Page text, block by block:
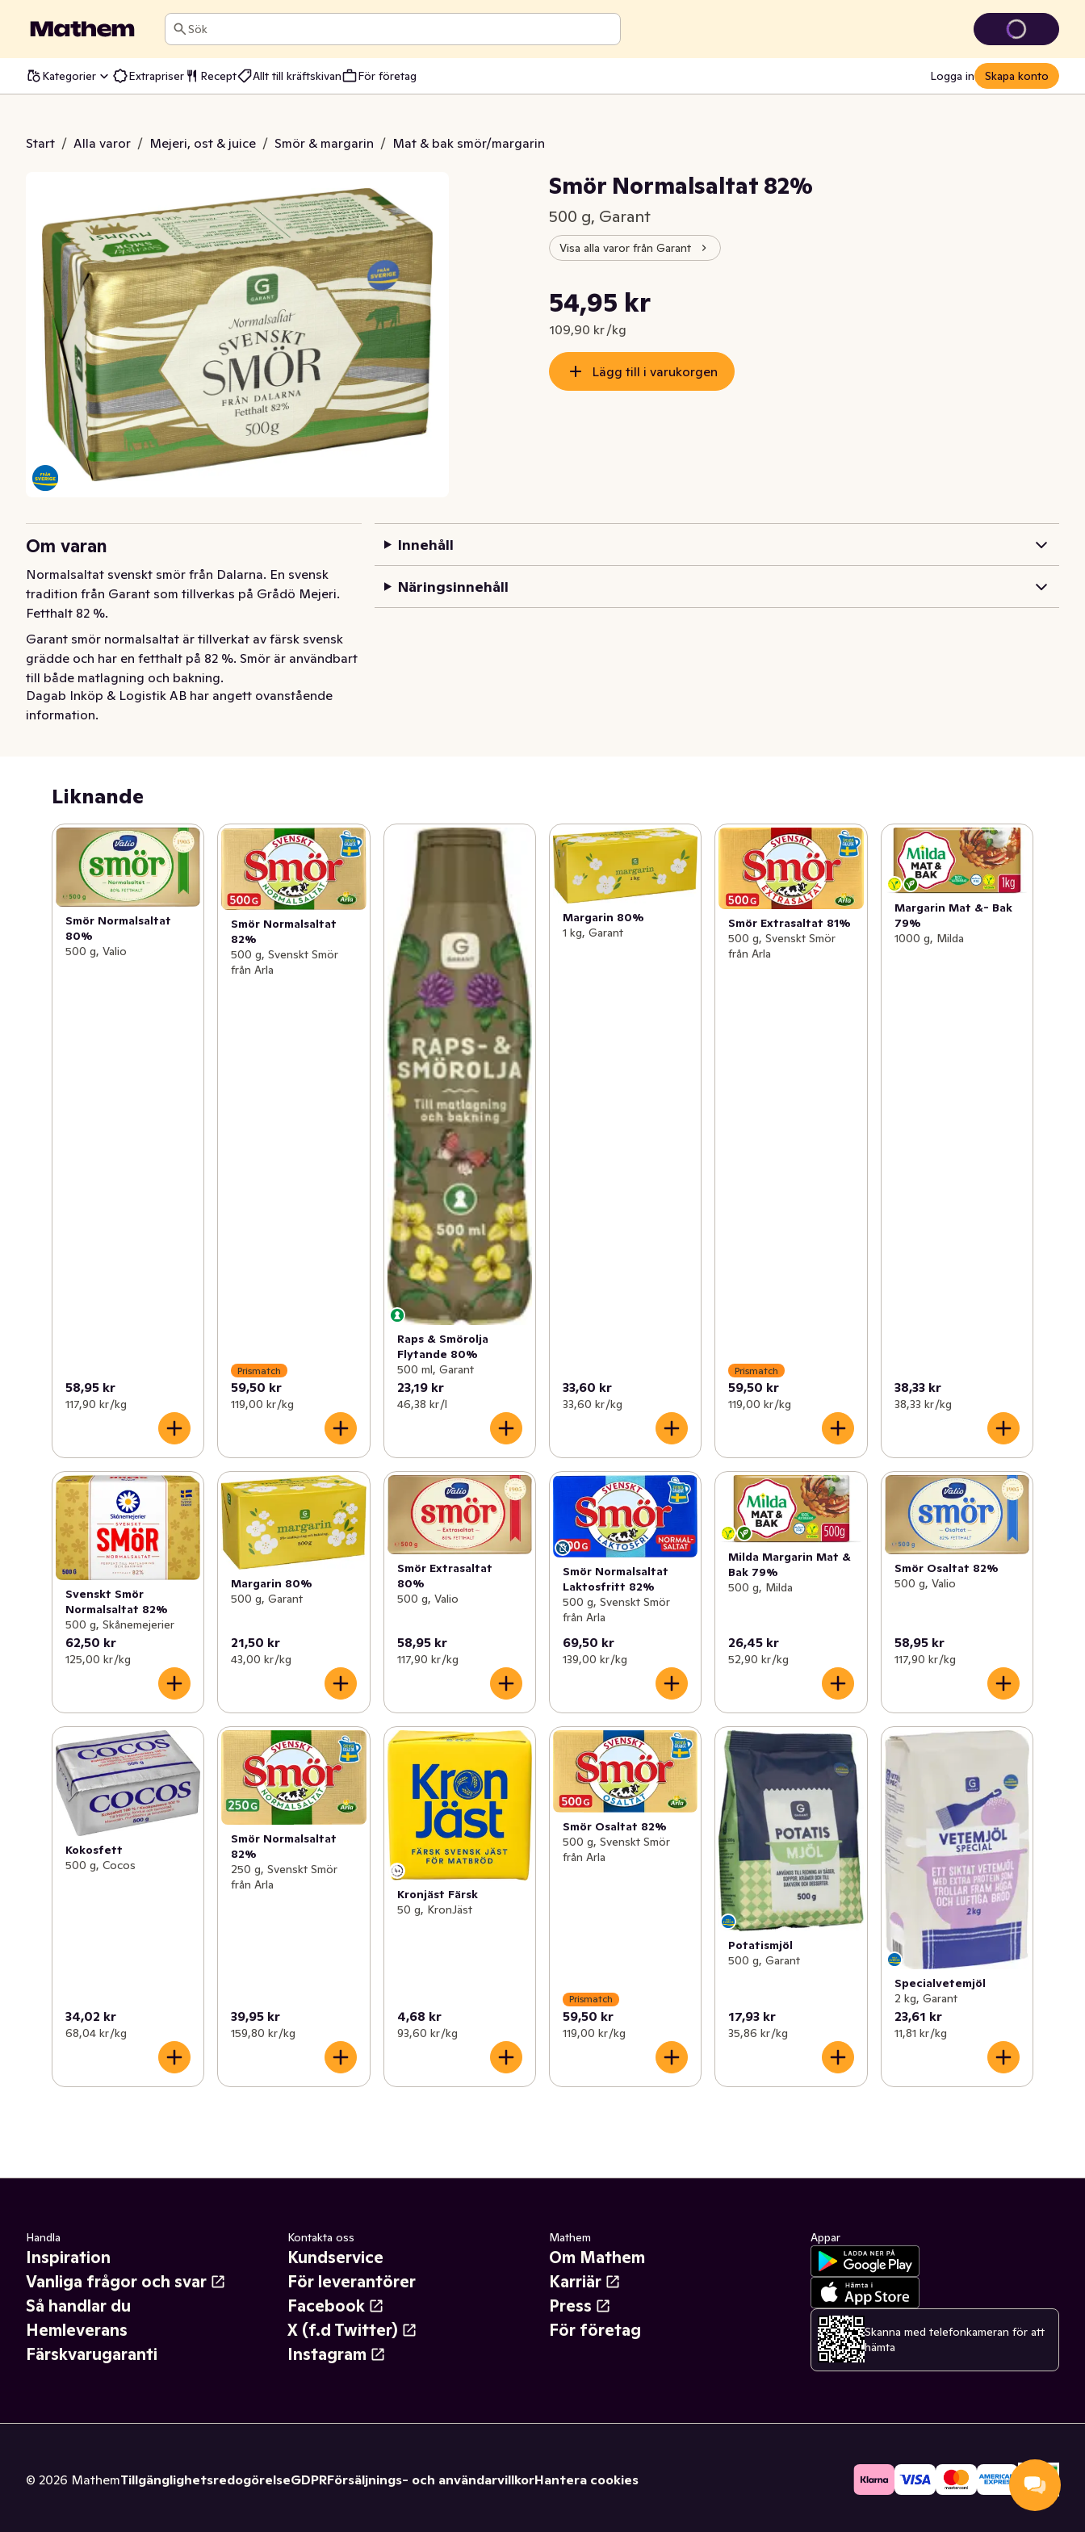
Sök
Kategorier Extrapriser Recept Allt till kräftskivan För företag Logga in Skapa konto
Start / Alla varor / Mejeri, ost & juice / Smör & margarin / Mat & bak smör/margarin
82%
Smör Normalsaltat 82%
500 g, Garant
Visa alla varor från Garant
Nuvarande pris är: 54,95 kr
54,95 kr
109,90 kr /kg
Styckpris: 109,90 kr /kg
Lägg till i varukorgen
Om varan
Normalsaltat svenskt smör från Dalarna. En svensk
tradition från Garant som tillverkas på Grådö Mejeri.
Fetthalt 82 %.
Garant smör normalsaltat är tillverkat av färsk svensk
grädde och har en fetthalt på 82 %. Smör är användbart
till både matlagning och bakning.
Dagab Inköp & Logistik AB har angett ovanstående
information.
Innehåll
Näringsinnehåll
Liknande
Smör Normalsaltat
80%
500 g, Valio
58,95 kr
117,90 kr /kg
Smör Normalsaltat
82%
500 g, Svenskt Smör
från Arla
Prismatch
59,50 kr
119,00 kr /kg
Raps & Smörolja
Flytande 80%
500 ml, Garant
23,19 kr
46,38 kr /l
Margarin 80%
1 kg, Garant
33,60 kr
33,60 kr /kg
Smör Extrasaltat 81%
500 g, Svenskt Smör
från Arla
Prismatch
59,50 kr
119,00 kr /kg
Margarin Mat &- Bak
79%
1000 g, Milda
38,33 kr
38,33 kr /kg
Svenskt Smör
Normalsaltat 82%
500 g, Skånemejerier
62,50 kr
125,00 kr /kg
Margarin 80%
500 g, Garant
21,50 kr
43,00 kr /kg
Smör Extrasaltat
80%
500 g, Valio
58,95 kr
117,90 kr /kg
Smör Normalsaltat
Laktosfritt 82%
500 g, Svenskt Smör
från Arla
69,50 kr
139,00 kr /kg
Milda Margarin Mat &
Bak 79%
500 g, Milda
26,45 kr
52,90 kr /kg
Smör Osaltat 82%
500 g, Valio
58,95 kr
117,90 kr /kg
Kokosfett
500 g, Cocos
34,02 kr
68,04 kr /kg
Smör Normalsaltat
82%
250 g, Svenskt Smör
från Arla
39,95 kr
159,80 kr /kg
Kronjäst Färsk
50 g, KronJäst
4,68 kr
93,60 kr /kg
Smör Osaltat 82%
500 g, Svenskt Smör
från Arla
Prismatch
59,50 kr
119,00 kr /kg
Potatismjöl
500 g, Garant
17,93 kr
35,86 kr /kg
Specialvetemjöl
2 kg, Garant
23,61 kr
11,81 kr /kg
Handla
Inspiration
Vanliga frågor och svar
Så handlar du
Hemleverans
Färskvarugaranti
Kontakta oss
Kundservice
För leverantörer
Facebook
X (f.d Twitter)
Instagram
Mathem
Om Mathem
Karriär
Press
För företag
Appar
Skanna med telefonkameran för att
hämta
© 2026 MathemTillgänglighetsredogörelseGDPRFörsäljnings- och användarvillkorHantera cookies